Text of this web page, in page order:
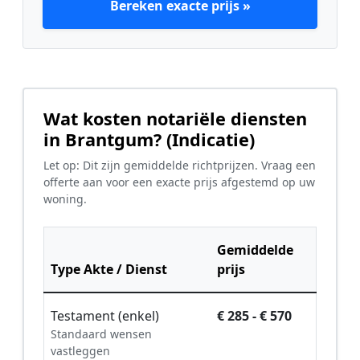
Bereken exacte prijs »
Wat kosten notariële diensten
in Brantgum? (Indicatie)
Let op: Dit zijn gemiddelde richtprijzen. Vraag een
offerte aan voor een exacte prijs afgestemd op uw
woning.
Type Akte / Dienst
Gemiddelde
prijs
Testament (enkel)
Standaard wensen
vastleggen
€ 285 - € 570